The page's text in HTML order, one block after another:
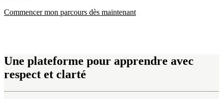
Commencer mon parcours dès maintenant
Une plateforme pour apprendre avec
respect et clarté